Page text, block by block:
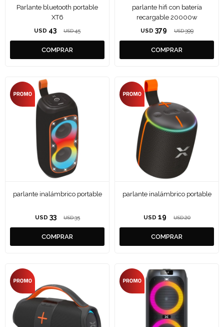
Parlante bluetooth portable
XT6
USD 43 USD 45
parlante hifi con batería
recargable 20000w
USD 379 USD 399
parlante inalámbrico portable
USD 33 USD 35
parlante inalámbrico portable
USD 19 USD 20